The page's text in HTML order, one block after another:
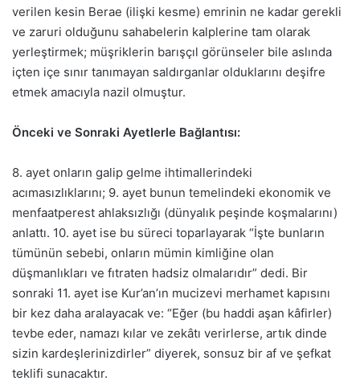
verilen kesin Berae (ilişki kesme) emrinin ne kadar gerekli
ve zaruri olduğunu sahabelerin kalplerine tam olarak
yerleştirmek; müşriklerin barışçıl görünseler bile aslında
içten içe sınır tanımayan saldırganlar olduklarını deşifre
etmek amacıyla nazil olmuştur.
Önceki ve Sonraki Ayetlerle Bağlantısı:
8. ayet onların galip gelme ihtimallerindeki
acımasızlıklarını; 9. ayet bunun temelindeki ekonomik ve
menfaatperest ahlaksızlığı (dünyalık peşinde koşmalarını)
anlattı. 10. ayet ise bu süreci toparlayarak “İşte bunların
tümünün sebebi, onların mümin kimliğine olan
düşmanlıkları ve fıtraten hadsiz olmalarıdır” dedi. Bir
sonraki 11. ayet ise Kur’an’ın mucizevi merhamet kapısını
bir kez daha aralayacak ve: “Eğer (bu haddi aşan kâfirler)
tevbe eder, namazı kılar ve zekâtı verirlerse, artık dinde
sizin kardeşlerinizdirler” diyerek, sonsuz bir af ve şefkat
teklifi sunacaktır.